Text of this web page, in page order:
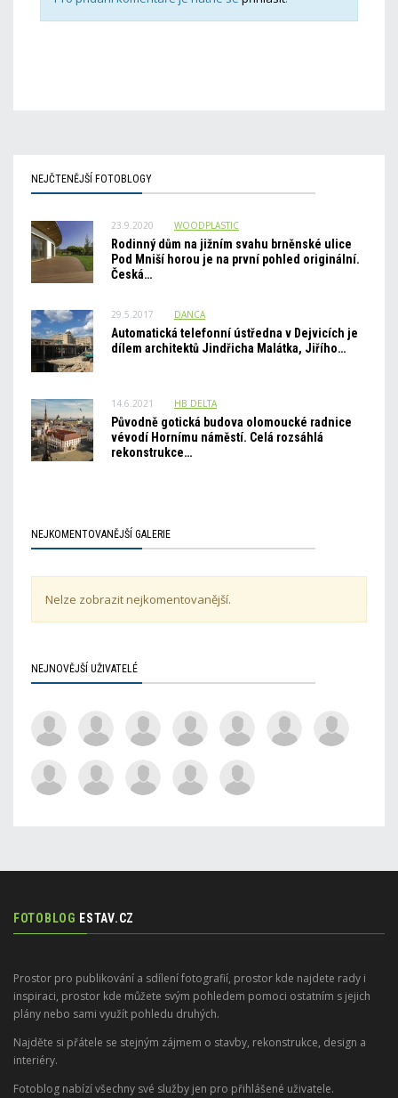
NEJČTENĚJŠÍ FOTOBLOGY
23.9.2020 WOODPLASTIC
Rodinný dům na jižním svahu brněnské ulice
Pod Mniší horou je na první pohled originální.
Česká…
29.5.2017 DANCA
Automatická telefonní ústředna v Dejvicích je
dílem architektů Jindřicha Malátka, Jiřího…
14.6.2021 HB_DELTA
Původně gotická budova olomoucké radnice
vévodí Hornímu náměstí. Celá rozsáhlá
rekonstrukce…
NEJKOMENTOVANĚJŠÍ GALERIE
Nelze zobrazit nejkomentovanější.
NEJNOVĚJŠÍ UŽIVATELÉ
FOTOBLOG ESTAV.CZ
Prostor pro publikování a sdílení fotografií, prostor kde najdete rady i
inspiraci, prostor kde můžete svým pohledem pomoci ostatním s jejich
plány nebo sami využít pohledu druhých.
Najděte si přátele se stejným zájmem o stavby, rekonstrukce, design a
interiéry.
Fotoblog nabízí všechny své služby jen pro přihlášené uživatele.